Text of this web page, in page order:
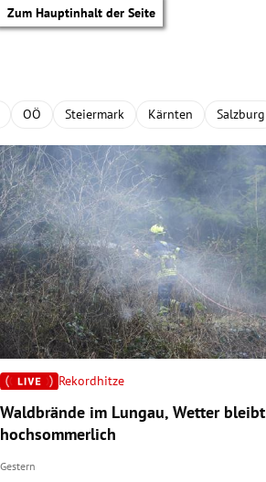
Zum Hauptinhalt der Seite
Untermenü
Untermenü
Untermenü
OÖ Steiermark Kärnten Salzburg
Rekordhitze
Waldbrände im Lungau, Wetter bleibt
hochsommerlich
Gestern